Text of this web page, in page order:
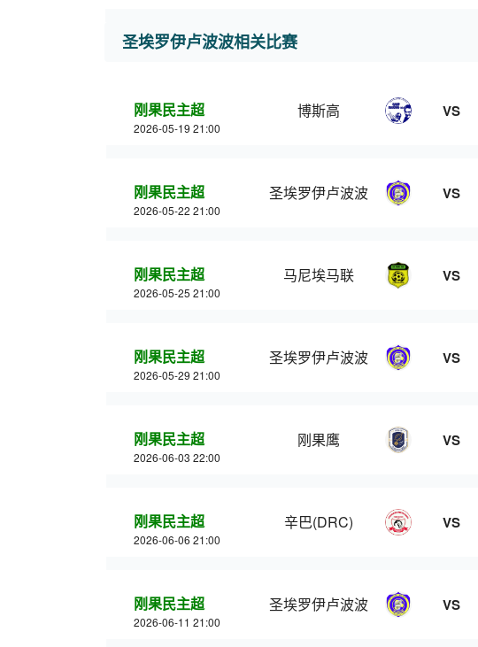
圣埃罗伊卢波波相关比赛
刚果民主超
2026-05-19 21:00
博斯高 VS
刚果民主超
2026-05-22 21:00
圣埃罗伊卢波波 VS
刚果民主超
2026-05-25 21:00
马尼埃马联 VS
刚果民主超
2026-05-29 21:00
圣埃罗伊卢波波 VS
刚果民主超
2026-06-03 22:00
刚果鹰 VS
刚果民主超
2026-06-06 21:00
辛巴(DRC) VS
刚果民主超
2026-06-11 21:00
圣埃罗伊卢波波 VS